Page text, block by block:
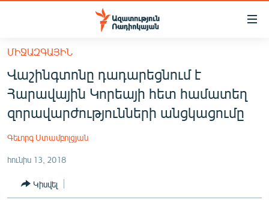
Մատչելիության
հիմնական
բովանդակությանը
Անցնել
հիմնական
մենյուին
ՀԱՅԱՍՏԱՆ
ՔԱՂԱՔԱԿԱՆ
ՏՆՏԵՍՈՒԹՅՈՒՆ
ՄԻՋԱԶԳԱՅԻՆ
Վաշինգտոնը դադարեցնում է
Հարավային Կորեայի հետ համատեղ
զորավարժությունների անցկացումը
Գեւորգ Ստամբոլցյան
հունիս 13, 2018
Կիսվել